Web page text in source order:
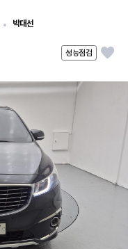
박대선
성능점검